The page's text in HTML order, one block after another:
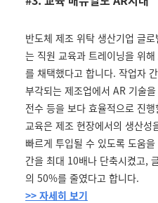
반도체 제조 위탁 생산기업 글
는 직원 교육과 트레이닝을 위
를 채택했다고 합니다. 작업자
부각되는 제조업에서 AR 기술
전수 등을 보다 효율적으로 진
교육은 제조 현장에서의 생산
빠르게 투입될 수 있도록 도움
간을 최대 10배나 단축시켰고,
의 50%를 줄였다고 합니다.
>> 자세히 보기